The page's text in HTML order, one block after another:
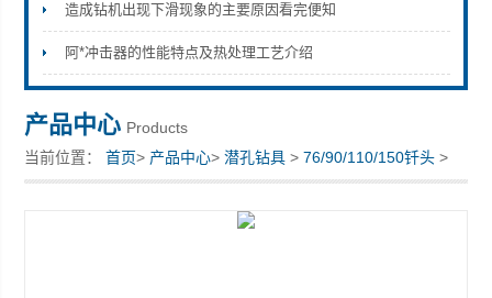
宣化县瑞科钻孔机械厂
造成钻机出现下滑现象的主要原因看完便知
阿*冲击器的性能特点及热处理工艺介绍
产品中心 Products
当前位置：首页> 产品中心>潜孔钻具 >76/90/110/150钎头 >
宣化钻孔钎头厂家供应宣化钎头厂家商机